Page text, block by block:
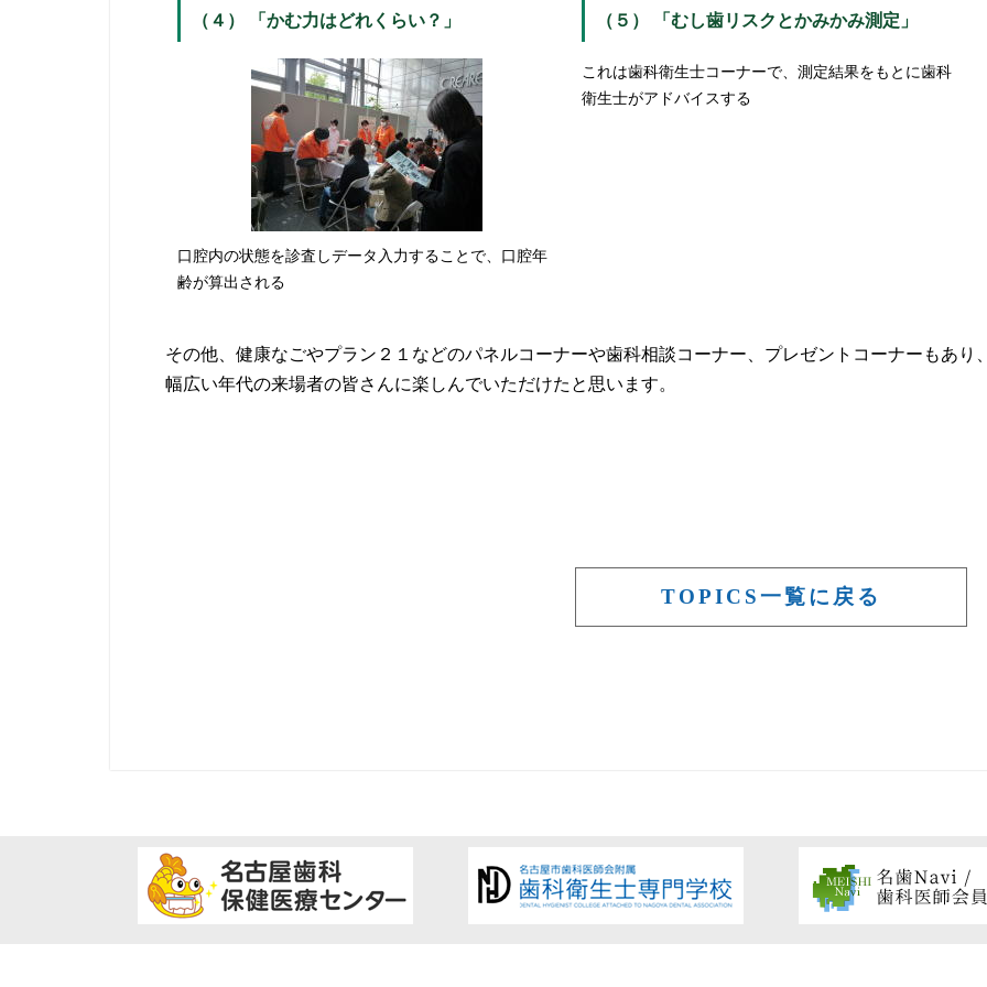
（４） 「かむ力はどれくらい？」
口腔内の状態を診査しデータ入力することで、口腔年
齢が算出される
（５） 「むし歯リスクとかみかみ測定」
これは歯科衛生士コーナーで、測定結果をもとに歯科
衛生士がアドバイスする
その他、健康なごやプラン２１などのパネルコーナーや歯科相談コーナー、プレゼントコーナーもあり
幅広い年代の来場者の皆さんに楽しんでいただけたと思います。
TOPICS一覧に戻る